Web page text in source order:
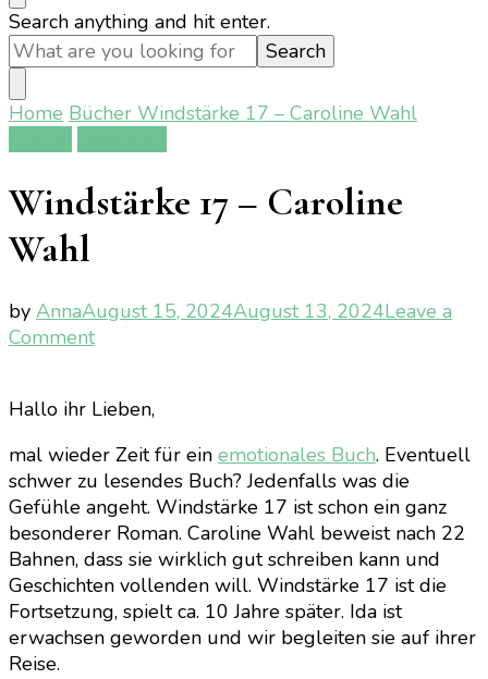
Looking
for
Something?
Search anything and hit enter.
Home Bücher Windstärke 17 – Caroline Wahl
Windstärke 17 – Caroline
Wahl
by AnnaAugust 15, 2024August 13, 2024Leave a
Commenton
–
Caroline
Wahl
Hallo ihr Lieben,
mal wieder Zeit für ein emotionales Buch. Eventuell
schwer zu lesendes Buch? Jedenfalls was die
Gefühle angeht. Windstärke 17 ist schon ein ganz
besonderer Roman. Caroline Wahl beweist nach 22
Bahnen, dass sie wirklich gut schreiben kann und
Geschichten vollenden will. Windstärke 17 ist die
Fortsetzung, spielt ca. 10 Jahre später. Ida ist
erwachsen geworden und wir begleiten sie auf ihrer
Reise.